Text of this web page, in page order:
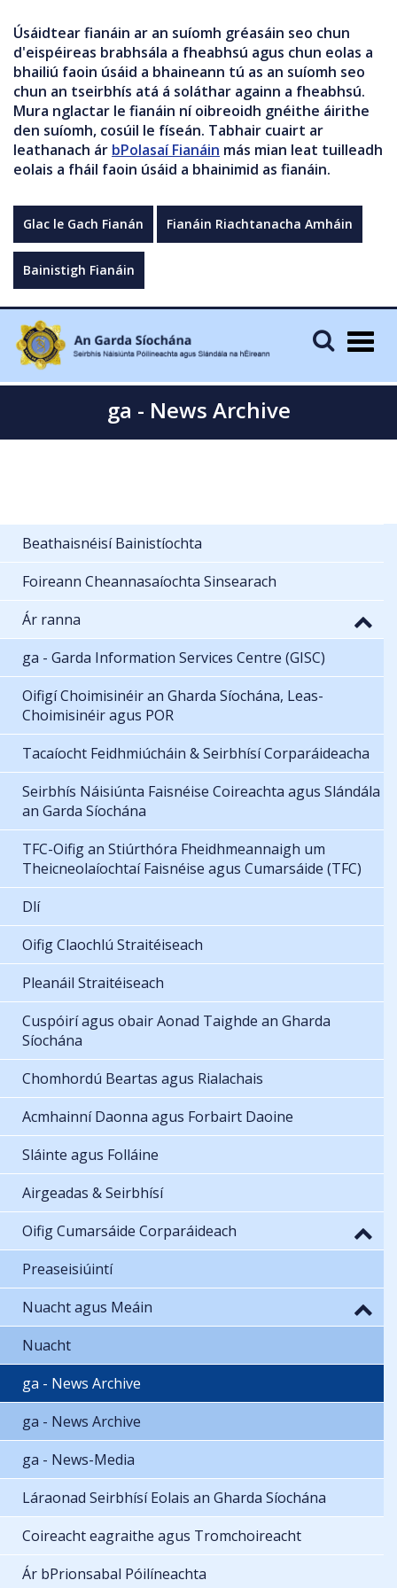
Úsáidtear fianáin ar an suíomh gréasáin seo chun
d'eispéireas brabhsála a fheabhsú agus chun eolas a
bhailiú faoin úsáid a bhaineann tú as an suíomh seo
chun an tseirbhís atá á soláthar againn a fheabhsú.
Mura nglactar le fianáin ní oibreoidh gnéithe áirithe
den suíomh, cosúil le físeán. Tabhair cuairt ar
leathanach ár bPolasaí Fianáin más mian leat tuilleadh
eolais a fháil faoin úsáid a bhainimid as fianáin.
Glac le Gach Fianán Fianáin Riachtanacha Amháin
Bainistigh Fianáin
ga - News Archive
Beathaisnéisí Bainistíochta
Foireann Cheannasaíochta Sinsearach
Ár ranna
ga - Garda Information Services Centre (GISC)
Oifigí Choimisinéir an Gharda Síochána, Leas-
Choimisinéir agus POR
Tacaíocht Feidhmiúcháin & Seirbhísí Corparáideacha
Seirbhís Náisiúnta Faisnéise Coireachta agus Slándála
an Garda Síochána
TFC-Oifig an Stiúrthóra Fheidhmeannaigh um
Theicneolaíochtaí Faisnéise agus Cumarsáide (TFC)
Dlí
Oifig Claochlú Straitéiseach
Pleanáil Straitéiseach
Cuspóirí agus obair Aonad Taighde an Gharda
Síochána
Chomhordú Beartas agus Rialachais
Acmhainní Daonna agus Forbairt Daoine
Sláinte agus Folláine
Airgeadas & Seirbhísí
Oifig Cumarsáide Corparáideach
Preaseisiúintí
Nuacht agus Meáin
Nuacht
ga - News Archive
ga - News Archive
ga - News-Media
Láraonad Seirbhísí Eolais an Gharda Síochána
Coireacht eagraithe agus Tromchoireacht
Ár bPrionsabal Póilíneachta